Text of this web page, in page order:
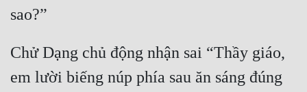
sao?”
Chử Dạng chủ động nhận sai “Thầy giáo,
em lười biếng núp phía sau ăn sáng đúng